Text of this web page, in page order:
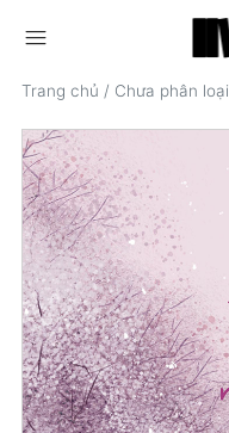
menu
Trang chủ / Chưa phân loại